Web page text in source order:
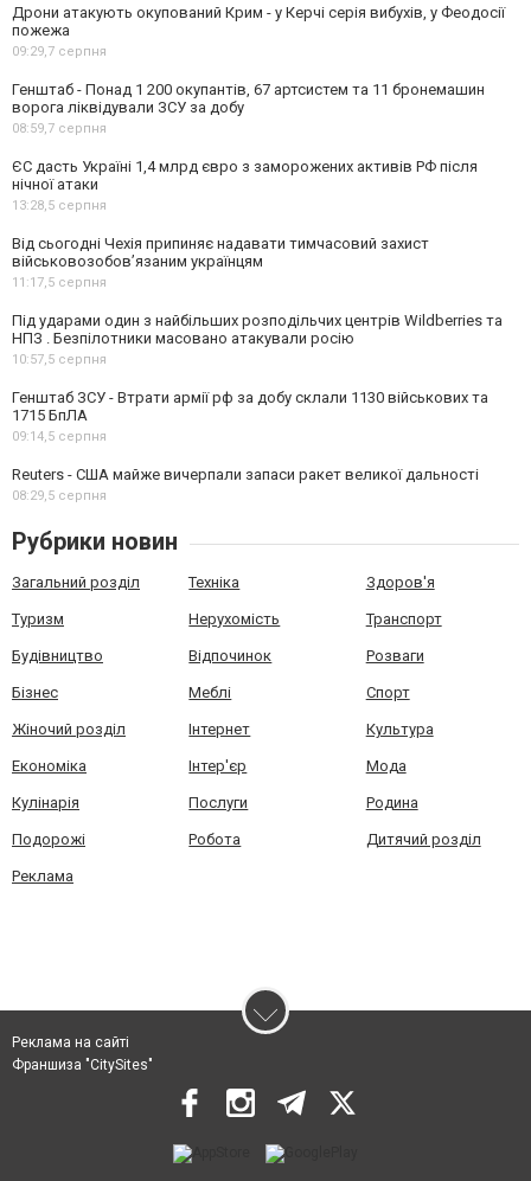
Дрони атакують окупований Крим - у Керчі серія вибухів, у Феодосії
пожежа
09:29,7 серпня
Генштаб - Понад 1 200 окупантів, 67 артсистем та 11 бронемашин
ворога ліквідували ЗСУ за добу
08:59,7 серпня
ЄС дасть Україні 1,4 млрд євро з заморожених активів РФ після
нічної атаки
13:28,5 серпня
Від сьогодні Чехія припиняє надавати тимчасовий захист
військовозобов’язаним українцям
11:17,5 серпня
Під ударами один з найбільших розподільчих центрів Wildberries та
НПЗ . Безпілотники масовано атакували росію
10:57,5 серпня
Генштаб ЗСУ - Втрати армії рф за добу склали 1130 військових та
1715 БпЛА
09:14,5 серпня
Reuters - США майже вичерпали запаси ракет великої дальності
08:29,5 серпня
Рубрики новин
Загальний розділ Техніка Здоров'я
Туризм Нерухомість Транспорт
Будівництво Відпочинок Розваги
Бізнес Меблі Спорт
Жіночий розділ Інтернет Культура
Економіка Інтер'єр Мода
Кулінарія Послуги Родина
Подорожі Робота Дитячий розділ
Реклама
Реклама на сайті
Франшиза "CitySites"